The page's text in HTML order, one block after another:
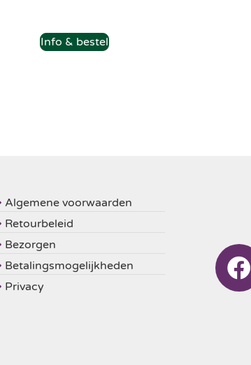
Info & bestel
Algemene voorwaarden
Retourbeleid
Bezorgen
Betalingsmogelijkheden
Privacy